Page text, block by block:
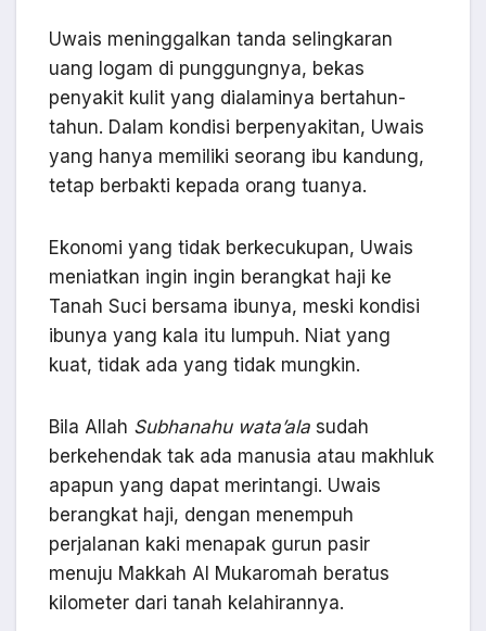
Uwais meninggalkan tanda selingkaran
uang logam di punggungnya, bekas
penyakit kulit yang dialaminya bertahun-
tahun. Dalam kondisi berpenyakitan, Uwais
yang hanya memiliki seorang ibu kandung,
tetap berbakti kepada orang tuanya.
Ekonomi yang tidak berkecukupan, Uwais
meniatkan ingin ingin berangkat haji ke
Tanah Suci bersama ibunya, meski kondisi
ibunya yang kala itu lumpuh. Niat yang
kuat, tidak ada yang tidak mungkin.
Bila Allah Subhanahu wata’ala sudah
berkehendak tak ada manusia atau makhluk
apapun yang dapat merintangi. Uwais
berangkat haji, dengan menempuh
perjalanan kaki menapak gurun pasir
menuju Makkah Al Mukaromah beratus
kilometer dari tanah kelahirannya.